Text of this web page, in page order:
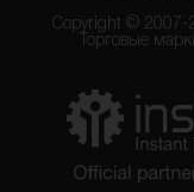
Copyright © 2007-
Торговые